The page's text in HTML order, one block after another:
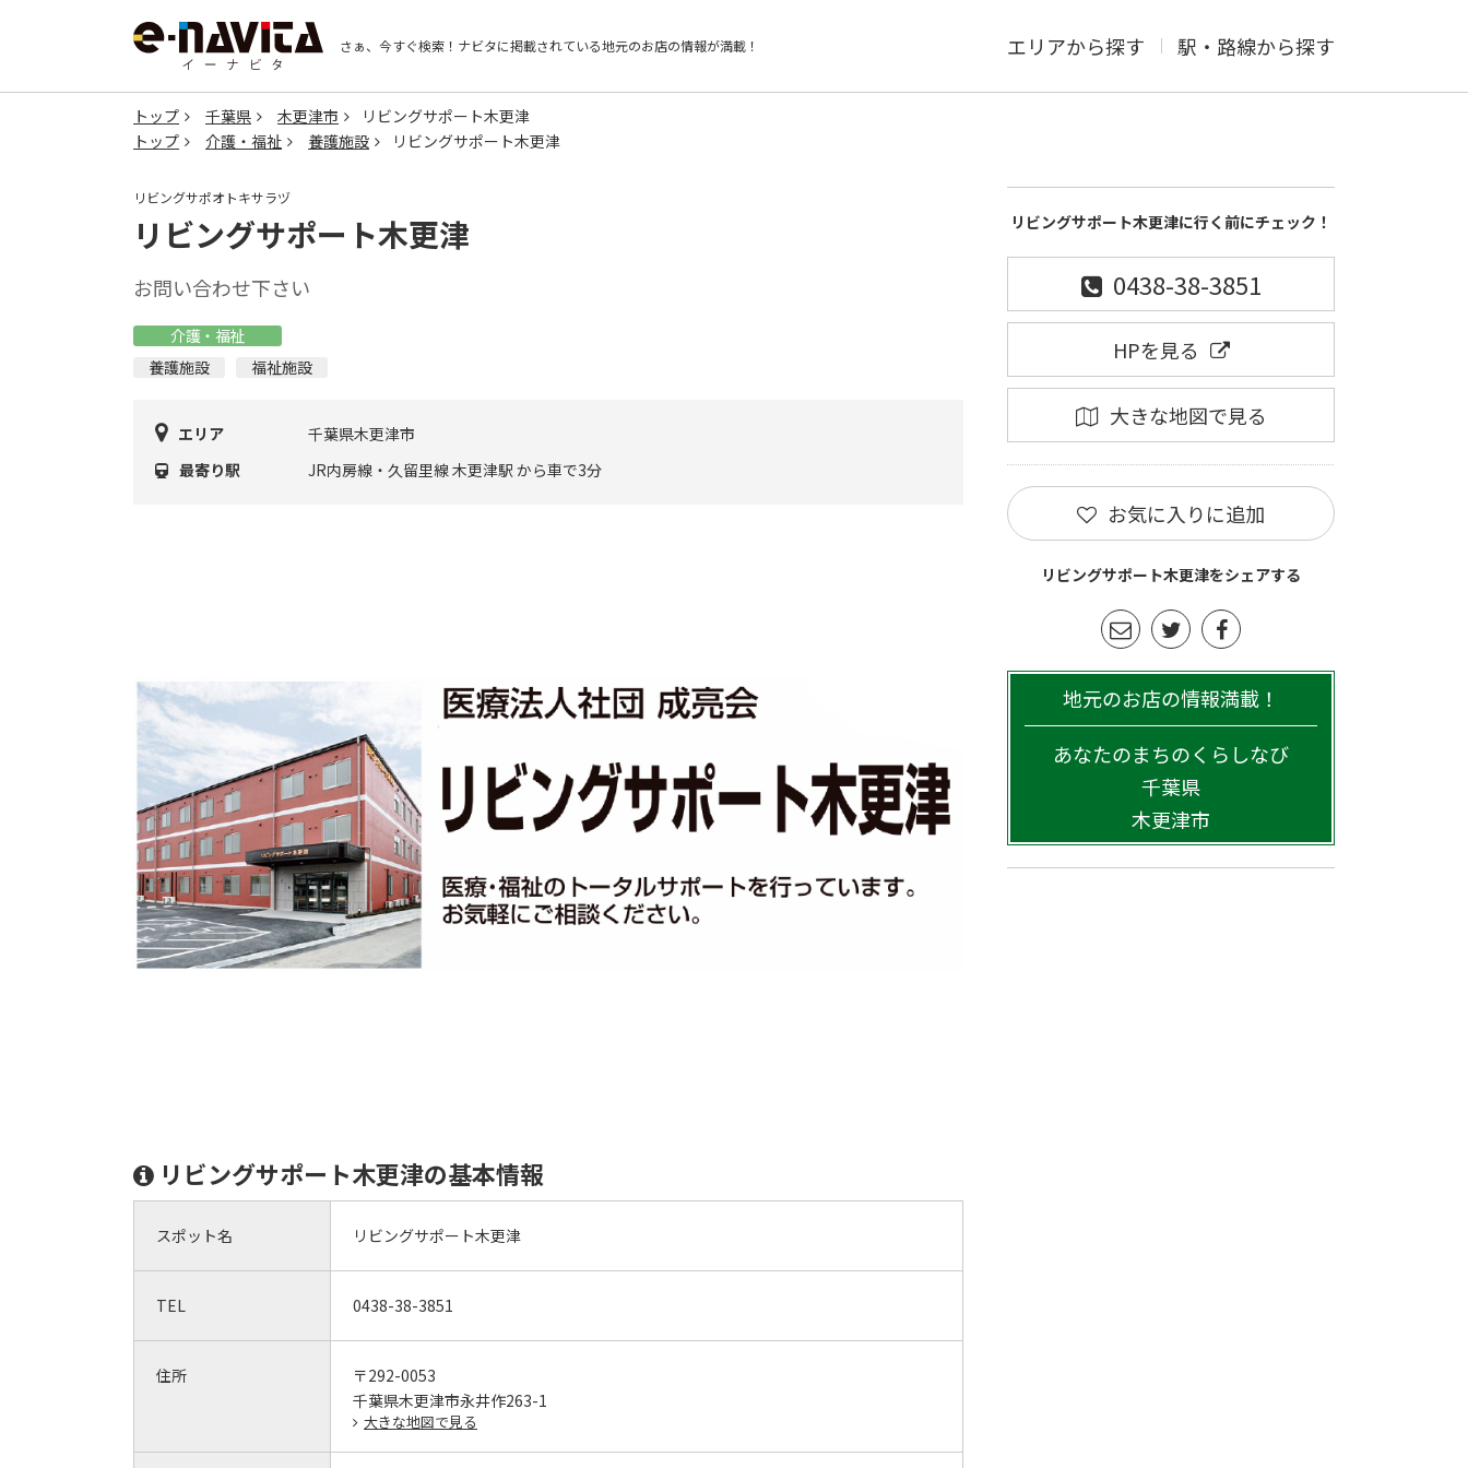
さぁ、今すぐ検索！ ナビタに掲載されている地元のお店の情報が満載！ エリアから探す 駅・路線から探す
トップ 千葉県 木更津市
リビングサポート木更津
トップ
介護・福祉 養護施設 リビングサポート木更津
リビングサポオトキサラヅ
リビングサポート木更津
お問い合わせ下さい
介護・福祉
養護施設
福祉施設
エリア
千葉県木更津市
最寄り駅
JR内房線・久留里線 木更津駅 から車で3分
リビングサポート木更津の基本情報
スポット名 リビングサポート木更津
TEL 0438-38-3851
住所
〒292-0053
千葉県木更津市永井作263-1
大きな地図で見る
リビングサポート木更津に行く前にチェック！
0438-38-3851
HPを見る
大きな地図で見る
お気に入りに追加
リビングサポート木更津をシェアする
地元のお店の情報満載！
あなたのまちのくらしなび
千葉県
木更津市